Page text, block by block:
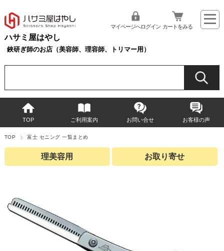
ハサミ屋はやし
鋏研ぎ師のお店（美容師、理容師、トリマー用）
マイページへログイン カートをみる
TOP ご利用案内 お問い合せ お客様の声
TOP 富士 セニング 一覧まとめ
理美容用 お取り寄せ